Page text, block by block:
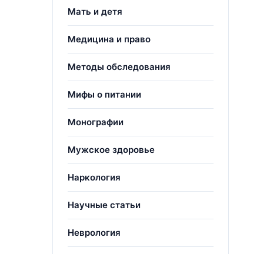
Мать и детя
Медицина и право
Методы обследования
Мифы о питании
Монографии
Мужское здоровье
Наркология
Научные статьи
Неврология